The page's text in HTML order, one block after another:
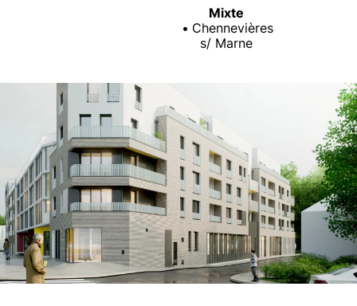
Mixte
Chennevières
s/ Marne